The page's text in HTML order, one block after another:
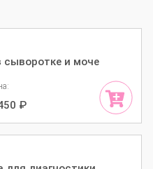
сыворотке и моче
₽